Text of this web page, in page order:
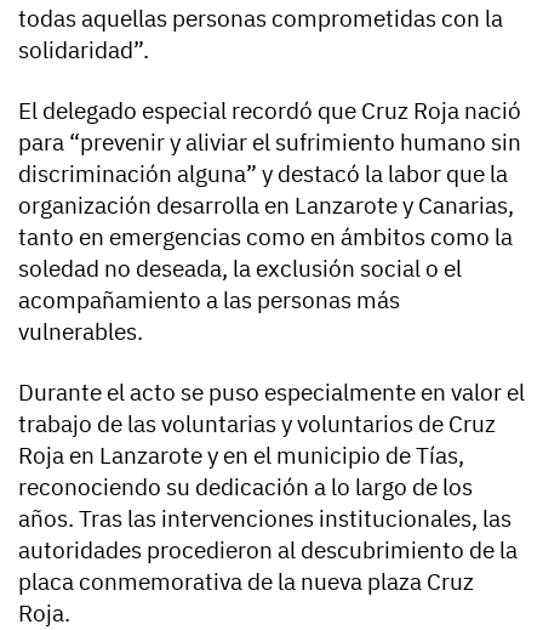
todas aquellas personas comprometidas con la
solidaridad”.
El delegado especial recordó que Cruz Roja nació
para “prevenir y aliviar el sufrimiento humano sin
discriminación alguna” y destacó la labor que la
organización desarrolla en Lanzarote y Canarias,
tanto en emergencias como en ámbitos como la
soledad no deseada, la exclusión social o el
acompañamiento a las personas más
vulnerables.
Durante el acto se puso especialmente en valor el
trabajo de las voluntarias y voluntarios de Cruz
Roja en Lanzarote y en el municipio de Tías,
reconociendo su dedicación a lo largo de los
años. Tras las intervenciones institucionales, las
autoridades procedieron al descubrimiento de la
placa conmemorativa de la nueva plaza Cruz
Roja.